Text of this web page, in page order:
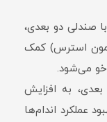
صندلی دو بعدی،
استرس) کمک
خو می‌شود.
به افزایش
عملکرد اندام‌ها